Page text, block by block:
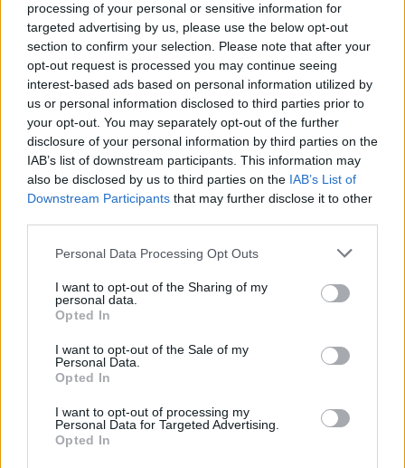
processing of your personal or sensitive information for
targeted advertising by us, please use the below opt-out
section to confirm your selection. Please note that after your
opt-out request is processed you may continue seeing
interest-based ads based on personal information utilized by
us or personal information disclosed to third parties prior to
your opt-out. You may separately opt-out of the further
disclosure of your personal information by third parties on the
IAB’s list of downstream participants. This information may
also be disclosed by us to third parties on the IAB’s List of
Downstream Participants that may further disclose it to other
Please note that this website/app uses one or more Google
not limited to your visit or usage behaviour. You may click to
grant or deny consent to Google and its third-party tags to
use your data for below specified purposes in below Google
consent section.
Personal Data Processing Opt Outs
I want to opt-out of the Sharing of my
personal data.
Opted In
I want to opt-out of the Sale of my
Personal Data.
Opted In
I want to opt-out of processing my
Personal Data for Targeted Advertising.
Opted In
Miljoni iztērēti, skats uz
Vecrīgu ir, bet cilvēku
nav – kaut kas ir greizi
ar jauno promenādi
“Tikai bagātie izmanto
sabiedrisko
transportu?” Ģimene
gribēja pavizināties ar
vilcienu, bet biļešu
cena lika pārdomāt
Šīm 3 zodiaka zīmēm